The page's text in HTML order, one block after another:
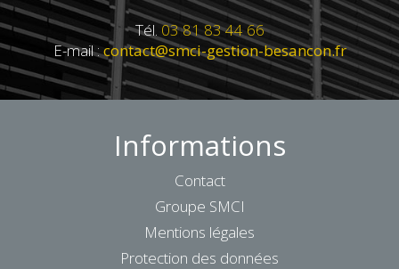
Tél.03 81 83 44 66
E-mail :contact@smci-gestion-besancon.fr
Informations
Contact
Groupe SMCI
Mentions légales
Protection des données